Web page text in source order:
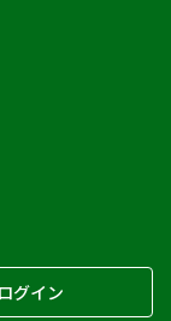
ログイン